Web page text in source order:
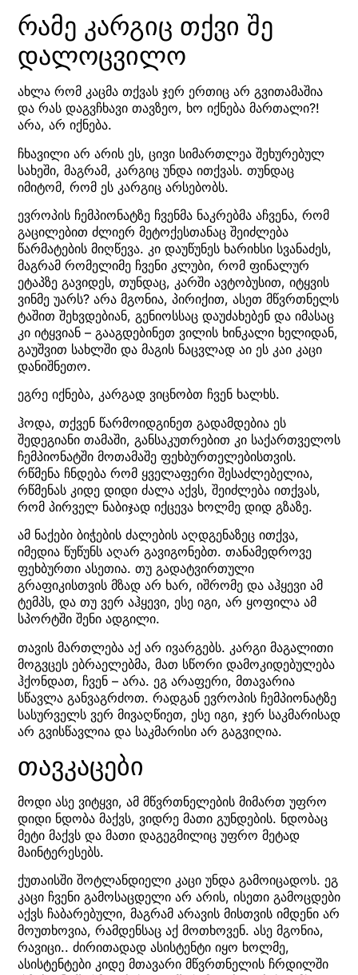
რამე კარგიც თქვი შე
დალოცვილო
ახლა რომ კაცმა თქვას ჯერ ერთიც არ გვითამაშია
და რას დაგვჩხავი თავზეო, ხო იქნება მართალი?!
არა, არ იქნება.
ჩხავილი არ არის ეს, ცივი სიმართლეა შეხურებულ
სახეში, მაგრამ, კარგიც უნდა ითქვას. თუნდაც
იმიტომ, რომ ეს კარგიც არსებობს.
ევროპის ჩემპიონატზე ჩვენმა ნაკრებმა აჩვენა, რომ
გაცილებით ძლიერ მეტოქესთანაც შეიძლება
წარმატების მიღწევა. კი დაუწუნეს ხარიხსი სვანაძეს,
მაგრამ რომელიმე ჩვენი კლუბი, რომ ფინალურ
ეტაპზე გავიდეს, თუნდაც, კარში ავტობუსით, იტყვის
ვინმე უარს? არა მგონია, პირიქით, ასეთ მწვრთნელს
ტაშით შეხვდებიან, გენიოსსაც დაუძახებენ და იმასაც
კი იტყვიან – გააგდებინეთ ვილის ხინკალი ხელიდან,
გაუშვით სახლში და მაგის ნაცვლად აი ეს კაი კაცი
დანიშნეთო.
ეგრე იქნება, კარგად ვიცნობთ ჩვენ ხალხს.
ჰოდა, თქვენ წარმოიდგინეთ გადამდებია ეს
შედეგიანი თამაში, განსაკუთრებით კი საქართველოს
ჩემპიონატში მოთამაშე ფეხბურთელებისთვის.
რწმენა ჩნდება რომ ყველაფერი შესაძლებელია,
რწმენას კიდე დიდი ძალა აქვს, შეიძლება ითქვას,
რომ პირველ ნაბიჯად იქცევა ხოლმე დიდ გზაზე.
ამ ნაქები ბიჭების ძალების აღდგენაზეც ითქვა,
იმედია წუწუნს აღარ გავიგონებთ. თანამედროვე
ფეხბურთი ასეთია. თუ გადატვირთული
გრაფიკისთვის მზად არ ხარ, იშრომე და აჰყევი ამ
ტემპს, და თუ ვერ აჰყევი, ესე იგი, არ ყოფილა ამ
სპორტში შენი ადგილი.
თავის მართლება აქ არ ივარგებს. კარგი მაგალითი
მოგვცეს ებრაელებმა, მათ სწორი დამოკიდებულება
ჰქონდათ, ჩვენ – არა. ეგ არაფერი, მთავარია
სწავლა განვაგრძოთ. რადგან ევროპის ჩემპიონატზე
სასურველს ვერ მივაღწიეთ, ესე იგი, ჯერ საკმარისად
არ გვისწავლია და საკმარისი არ გაგვიღია.
თავკაცები
მოდი ასე ვიტყვი, ამ მწვრთნელების მიმართ უფრო
დიდი ნდობა მაქვს, ვიდრე მათი გუნდების. ნდობაც
მეტი მაქვს და მათი დაგეგმილიც უფრო მეტად
მაინტერესებს.
ქუთაისში შოტლანდიელი კაცი უნდა გამოიცადოს. ეგ
კაცი ჩვენი გამოსაცდელი არ არის, ისეთი გამოცდები
აქვს ჩაბარებული, მაგრამ არავის მისთვის იმდენი არ
მოუთხოვია, რამდენსაც აქ მოთხოვენ. ასე მგონია,
რავიცი.. ძირითადად ასისტენტი იყო ხოლმე,
ასისტენტები კიდე მთავარი მწვრთნელის ჩრდილში